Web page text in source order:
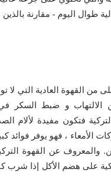
طوال اليوم - مقارنة بالذين
القهوة العادية التي لا
الالتهاب و ضبط السكر
فتكون مفيدة لألام
، فهو يوفر فوائد
والمعروف عن القهوة
على هضم الأكل إذا شرب